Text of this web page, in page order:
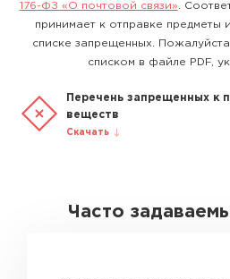
176-ФЗ «О почтовой связи» .
принимает к отправке предметы
списке запрещенных.
списком в файле PDF,
Перечень запрещенных к
веществ
Скачать
Часто